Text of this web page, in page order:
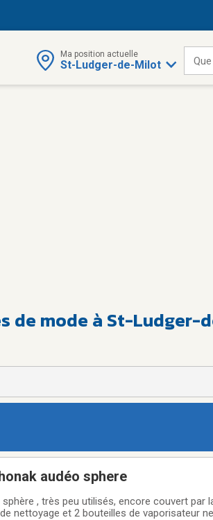
Ma position actuelle
St-Ludger-de-Milot
de mode à St-Ludger-
audéo sphere
, très peu utilisés, encore couvert par
nettoyage et 2 bouteilles de vaporisateur